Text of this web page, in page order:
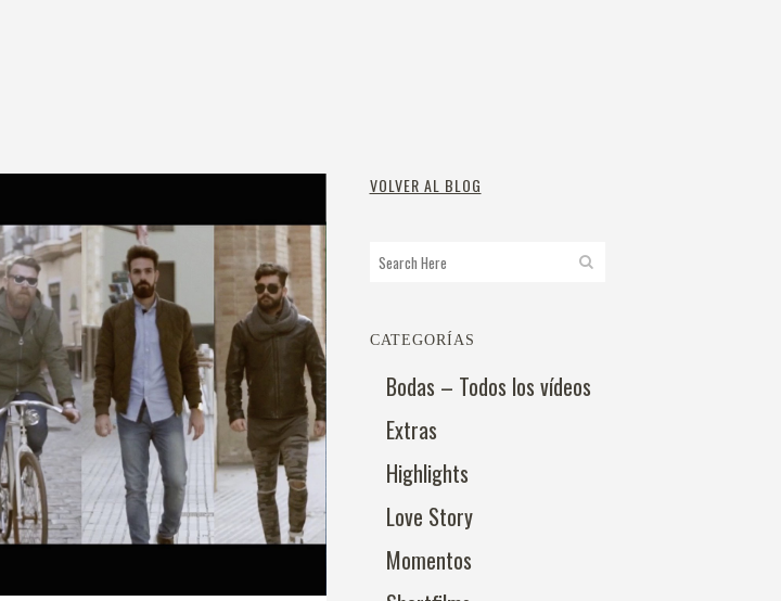
VOLVER AL BLOG
CATEGORÍAS
Bodas – Todos los vídeos
Extras
Highlights
Love Story
Momentos